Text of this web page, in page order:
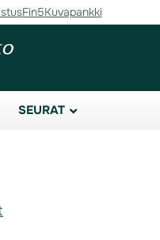
Fin5Kuvapankki
SEURAT